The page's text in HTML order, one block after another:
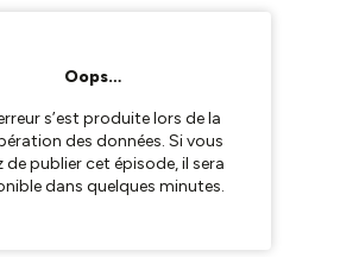
Oops…
s’est produite lors de la
des données. Si vous
de publier cet épisode, il sera
dans quelques minutes.